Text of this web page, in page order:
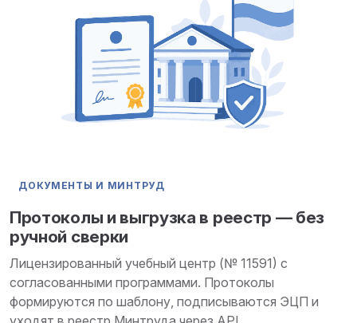
ДОКУМЕНТЫ И МИНТРУД
Протоколы и выгрузка в реестр — без
ручной сверки
Лицензированный учебный центр (№ 11591) с
согласованными программами. Протоколы
формируются по шаблону, подписываются ЭЦП и